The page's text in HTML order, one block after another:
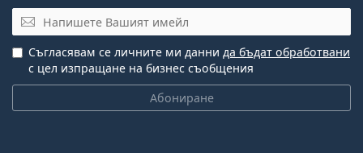
Имейл
Абониране
Съгласявам се личните ми данни да бъдат обработвани
с цел изпращане на бизнес съобщения